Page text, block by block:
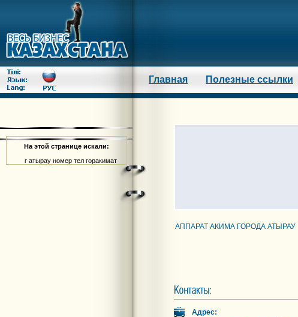
Главная Полезные ссылки
На этой странице искали:
г атырау номер тел горакимат
АППАРАТ АКИМА ГОРОДА АТЫРАУ
Адрес: